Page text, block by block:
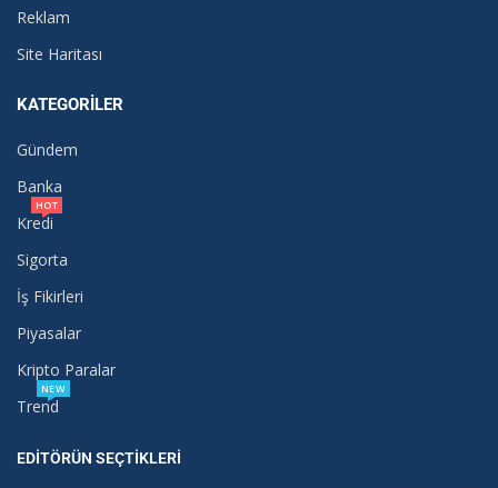
Reklam
Site Haritası
KATEGORILER
Gündem
Banka
Kredi
HOT
Sigorta
İş Fikirleri
Piyasalar
Kripto Paralar
Trend
NEW
EDITÖRÜN SEÇTIKLERI